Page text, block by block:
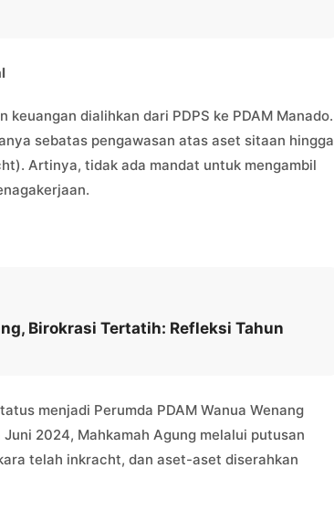
dialihkan dari PDPS ke PDAM Manado.
sebatas pengawasan atas aset sitaan hingga
Artinya, tidak ada mandat untuk mengambil
Birokrasi Tertatih: Refleksi Tahun
menjadi Perumda PDAM Wanua Wenang
2024, Mahkamah Agung melalui putusan
telah inkracht, dan aset-aset diserahkan